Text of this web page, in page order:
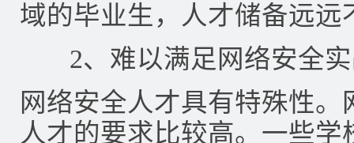
域的毕业生，人才储备远远
2、难以满足网络安全实
网络安全人才具有特殊性
人才的要求比较高。一些